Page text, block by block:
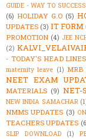
GUIDE - WAY TO
(6) HOLIDAY G.O (5)
UPDATES (3) IT FORM
PROMOTION (4) JEE
(2)
- TODAY'S HEAD LINES
maternity leave (1) MRB
NEET EXAM
MATERIALS (9) NET-
NEW INDIA SAMACHAR
NMMS UPDATES (3)
TEACHERS UPDATES
SLIP DOWNLOAD
(1)